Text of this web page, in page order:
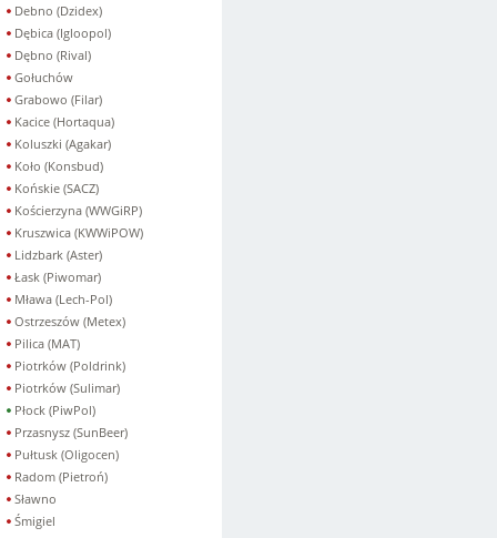
Debno (Dzidex)
Dębica (Igloopol)
Dębno (Rival)
Gołuchów
Grabowo (Filar)
Kacice (Hortaqua)
Koluszki (Agakar)
Koło (Konsbud)
Końskie (SACZ)
Kościerzyna (WWGiRP)
Kruszwica (KWWiPOW)
Lidzbark (Aster)
Łask (Piwomar)
Mława (Lech-Pol)
Ostrzeszów (Metex)
Pilica (MAT)
Piotrków (Poldrink)
Piotrków (Sulimar)
Płock (PiwPol)
Przasnysz (SunBeer)
Pułtusk (Oligocen)
Radom (Pietroń)
Sławno
Śmigiel